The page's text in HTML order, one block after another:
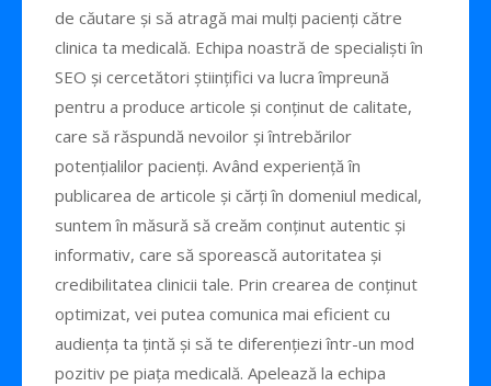
de căutare și să atragă mai mulți pacienți către
clinica ta medicală. Echipa noastră de specialiști în
SEO și cercetători științifici va lucra împreună
pentru a produce articole și conținut de calitate,
care să răspundă nevoilor și întrebărilor
potențialilor pacienți. Având experiență în
publicarea de articole și cărți în domeniul medical,
suntem în măsură să creăm conținut autentic și
informativ, care să sporească autoritatea și
credibilitatea clinicii tale. Prin crearea de conținut
optimizat, vei putea comunica mai eficient cu
audiența ta țintă și să te diferențiezi într-un mod
pozitiv pe piața medicală. Apelează la echipa